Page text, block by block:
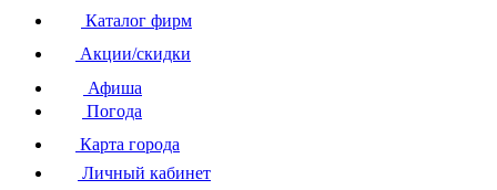
Каталог фирм
Акции/скидки
Афиша
Погода
Карта города
Личный кабинет